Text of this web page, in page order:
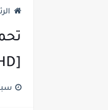
[FHD+]